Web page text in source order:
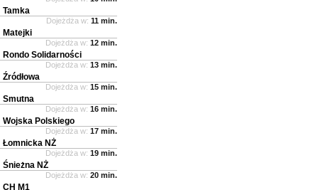
Tamka
Dojeżdża w: 11 min.
Matejki
Dojeżdża w: 12 min.
Rondo Solidarności
Dojeżdża w: 13 min.
Źródłowa
Dojeżdża w: 15 min.
Smutna
Dojeżdża w: 16 min.
Wojska Polskiego
Dojeżdża w: 17 min.
Łomnicka NŻ
Dojeżdża w: 19 min.
Śnieżna NŻ
Dojeżdża w: 20 min.
CH M1